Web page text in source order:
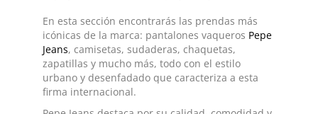
En esta sección encontrarás las prendas más
icónicas de la marca: pantalones vaqueros Pepe
Jeans, camisetas, sudaderas, chaquetas,
zapatillas y mucho más, todo con el estilo
urbano y desenfadado que caracteriza a esta
firma internacional.